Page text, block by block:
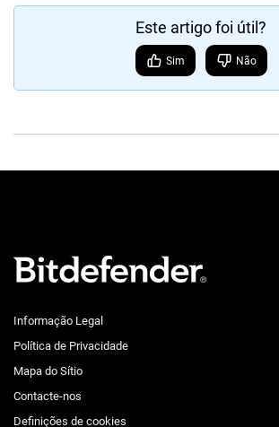
Este artigo foi útil?
Sim Não
Informação Legal
Política de Privacidade
Mapa do Sítio
Contacte-nos
Definições de cookies